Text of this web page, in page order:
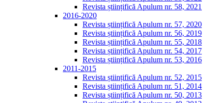
Revista științifică Apulum nr. 58, 2021
2016-2020
Revista științifică Apulum nr. 57, 2020
Revista științifică Apulum nr. 56, 2019
Revista științifică Apulum nr. 55, 2018
Revista științifică Apulum nr. 54, 2017
Revista științifică Apulum nr. 53, 2016
2011-2015
Revista științifică Apulum nr. 52, 2015
Revista științifică Apulum nr. 51, 2014
Revista științifică Apulum nr. 50, 2013